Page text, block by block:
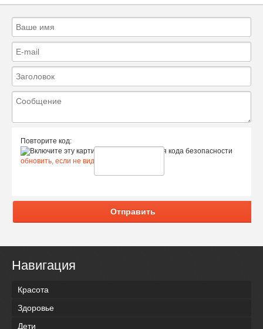
Повторите код:
обновить, если не виден код
Отправить
Навигация
Красота
Здоровье
Дети